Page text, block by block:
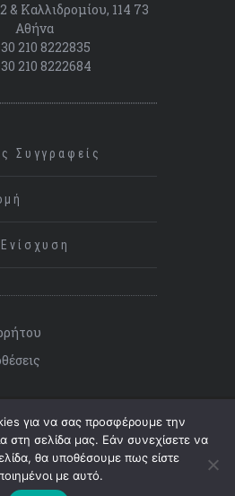
& Καλλιδρομίου, 114 73
Αθήνα
210 8222835
210 8222684
Συγγραφείς
All Rights Reserved.
για να σας προσφέρουμε την
στη σελίδα μας. Εάν συνεχίσετε να
θα υποθέσουμε πως είστε
με αυτό.